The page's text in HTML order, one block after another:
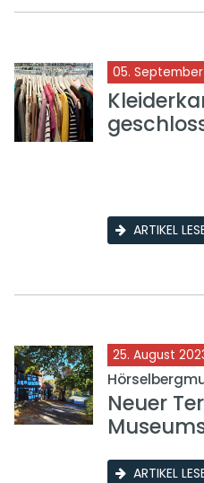
05.
ARTIKEL
25. August
Neuer
ARTIKEL